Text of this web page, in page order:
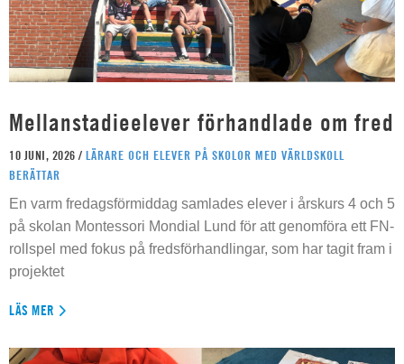
Mellanstadieelever förhandlade om fred
10 JUNI, 2026 / LÄRARE OCH ELEVER PÅ SKOLOR MED VÄRLDSKOLL
BERÄTTAR
En varm fredagsförmiddag samlades elever i årskurs 4 och 5
på skolan Montessori Mondial Lund för att genomföra ett FN-
rollspel med fokus på fredsförhandlingar, som har tagit fram i
projektet
LÄS MER